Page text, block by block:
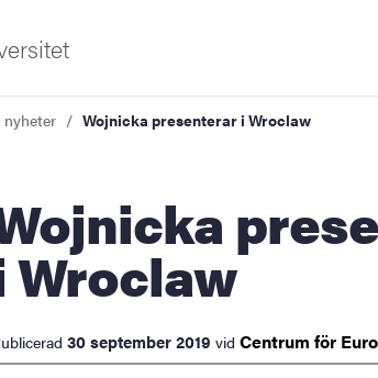
innovation
Wojnicka presenterar i Wroclaw
Wroclaw
30 september 2019 vid Centrum för